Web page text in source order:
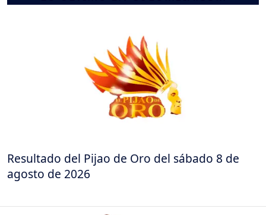
Resultado del Pijao de Oro del sábado 8 de
agosto de 2026